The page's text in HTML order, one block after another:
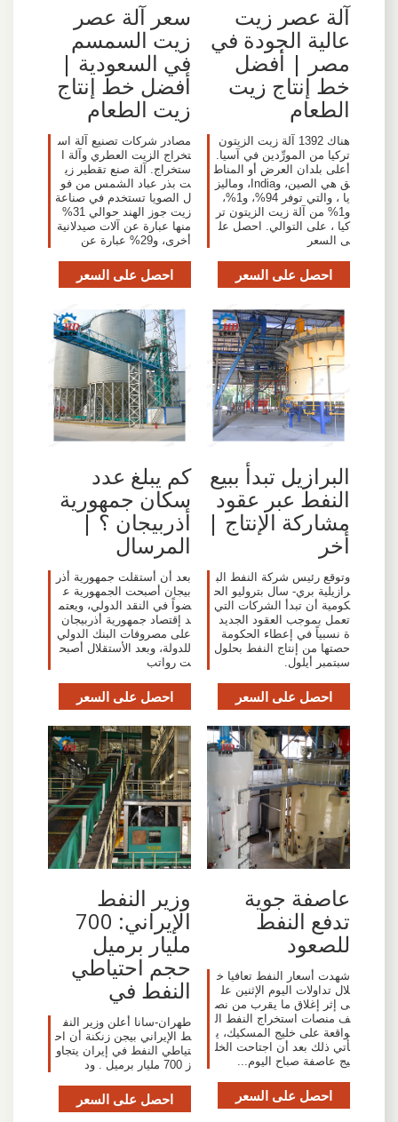
آلة عصر زيت
عالية الجودة في
مصر | أفضل
خط إنتاج زيت
الطعام
هناك 1392 آلة زيت الزيتون
تركيا من المورِّدين في آسيا.
أعلى بلدان العرض أو المناط
ق هي الصين، وIndia، وماليز
يا ، والتي توفر 94%، و1%،
و1% من آلة زيت الزيتون تر
كيا ، على التوالي. احصل عل
ى السعر
احصل على السعر
سعر آلة عصر
زيت السمسم
في السعودية |
أفضل خط إنتاج
زيت الطعام
مصادر شركات تصنيع آلة اس
تخراج الزيت العطري وآلة ا
ستخراج. آلة صنع تقطير زي
ت بذر عباد الشمس من فو
ل الصويا تستخدم في صناعة
زيت جوز الهند حوالي 31%
منها عبارة عن آلات صيدلانية
أخرى، و29% عبارة عن
احصل على السعر
البرازيل تبدأ ببيع
النفط عبر عقود
مشاركة الإنتاج |
أخر
وتوقع رئيس شركة النفط الب
رازيلية بري- سال بتروليو الح
كومية أن تبدأ الشركات التي
تعمل بموجب العقود الجديد
ة نسبياً في إعطاء الحكومة
حصتها من إنتاج النفط بحلول
سبتمبر أيلول.
احصل على السعر
كم يبلغ عدد
سكان جمهورية
أذربيجان ؟ |
المرسال
بعد أن أستقلت جمهورية أذر
بيجان أصبحت الجمهورية ع
ضواً في النقد الدولي، ويعتم
د إقتصاد جمهورية أذربيجان
على مصروفات البنك الدولي
للدولة، وبعد الأستقلال أصبح
ت رواتب
احصل على السعر
عاصفة جوية
تدفع النفط
للصعود
شهدت أسعار النفط تعافيا خ
لال تداولات اليوم الإثنين عل
ى إثر إغلاق ما يقرب من نص
ف منصات استخراج النفط ال
واقعة على خليج المسكيك، ي
أتي ذلك بعد أن اجتاحت الخل
يج عاصفة صباح اليوم...
احصل على السعر
وزير النفط
الإيراني: 700
مليار برميل
حجم احتياطي
النفط في
طهران-سانا أعلن وزير النف
ط الإيراني بيجن زنكنة أن اح
تياطي النفط في إيران يتجاو
ز 700 مليار برميل . ود
احصل على السعر